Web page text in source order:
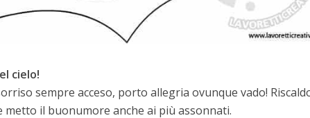
cielo!
sempre acceso, porto allegria ovunque vado!
il buonumore anche ai più assonnati.